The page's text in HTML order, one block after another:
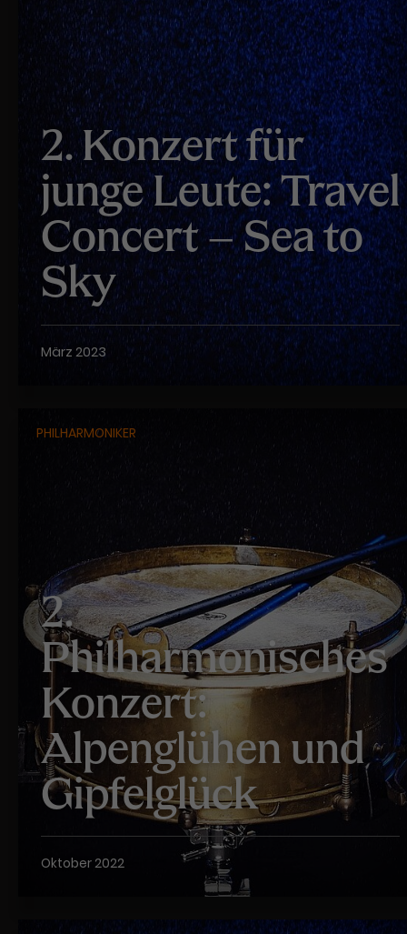
2. Konzert für
junge Leute: Travel
Concert – Sea to
Sky
März 2023
PHILHARMONIKER
2.
Philharmonisches
Konzert:
Alpenglühen und
Gipfelglück
Oktober 2022